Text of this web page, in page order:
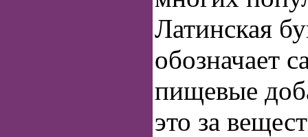
Латинская
обозначает
пищевые
это за